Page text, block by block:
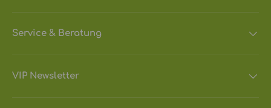
Service & Beratung
VIP Newsletter